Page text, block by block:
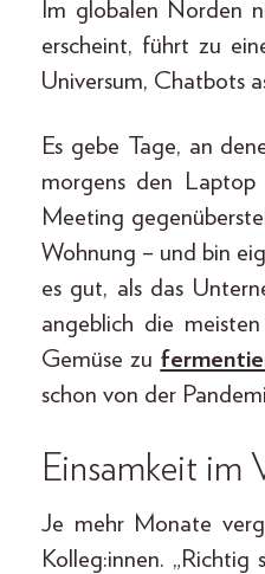
Im globalen Norden
erscheint, führt zu
Universum, Chatbots
Es gebe Tage, an
morgens den
Meeting
Wohnung – und bin
es gut, als das
angeblich die
Gemüse zu
schon von der
Einsamkeit im
Je mehr Monate
Kolleg:innen.